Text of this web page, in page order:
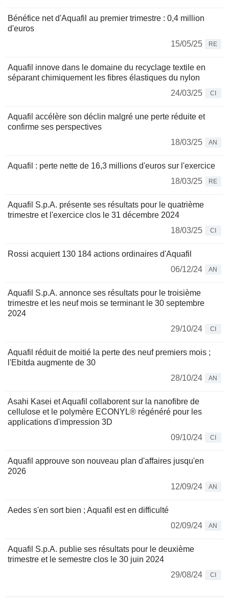
Bénéfice net d'Aquafil au premier trimestre : 0,4 million
d'euros
15/05/25
RE
Aquafil innove dans le domaine du recyclage textile en
séparant chimiquement les fibres élastiques du nylon
24/03/25
CI
Aquafil accélère son déclin malgré une perte réduite et
confirme ses perspectives
18/03/25
AN
Aquafil : perte nette de 16,3 millions d'euros sur l'exercice
18/03/25
RE
Aquafil S.p.A. présente ses résultats pour le quatrième
trimestre et l'exercice clos le 31 décembre 2024
18/03/25
CI
Rossi acquiert 130 184 actions ordinaires d'Aquafil
06/12/24
AN
Aquafil S.p.A. annonce ses résultats pour le troisième
trimestre et les neuf mois se terminant le 30 septembre
2024
29/10/24
CI
Aquafil réduit de moitié la perte des neuf premiers mois ;
l'Ebitda augmente de 30
28/10/24
AN
Asahi Kasei et Aquafil collaborent sur la nanofibre de
cellulose et le polymère ECONYL® régénéré pour les
applications d'impression 3D
09/10/24
CI
Aquafil approuve son nouveau plan d'affaires jusqu'en
2026
12/09/24
AN
Aedes s'en sort bien ; Aquafil est en difficulté
02/09/24
AN
Aquafil S.p.A. publie ses résultats pour le deuxième
trimestre et le semestre clos le 30 juin 2024
29/08/24
CI